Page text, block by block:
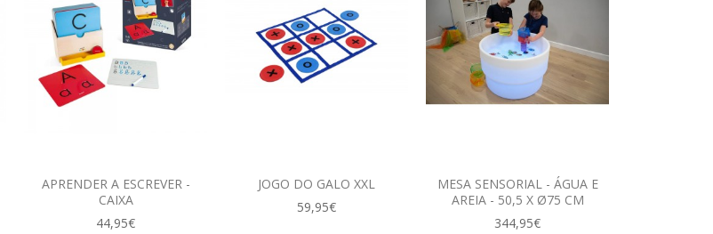
APRENDER A ESCREVER -
CAIXA
44,95€
JOGO DO GALO XXL
59,95€
MESA SENSORIAL - ÁGUA E
AREIA - 50,5 X Ø75 CM
344,95€